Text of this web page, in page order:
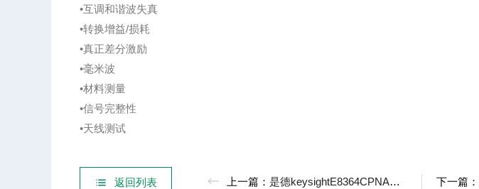
•互调和谐波失真
•转换增益/损耗
•真正差分激励
•毫米波
•材料测量
•信号完整性
•天线测试
返回列表 上一篇： 是德keysightE8364CPNA微波网络分析仪10M至50G 下一篇：